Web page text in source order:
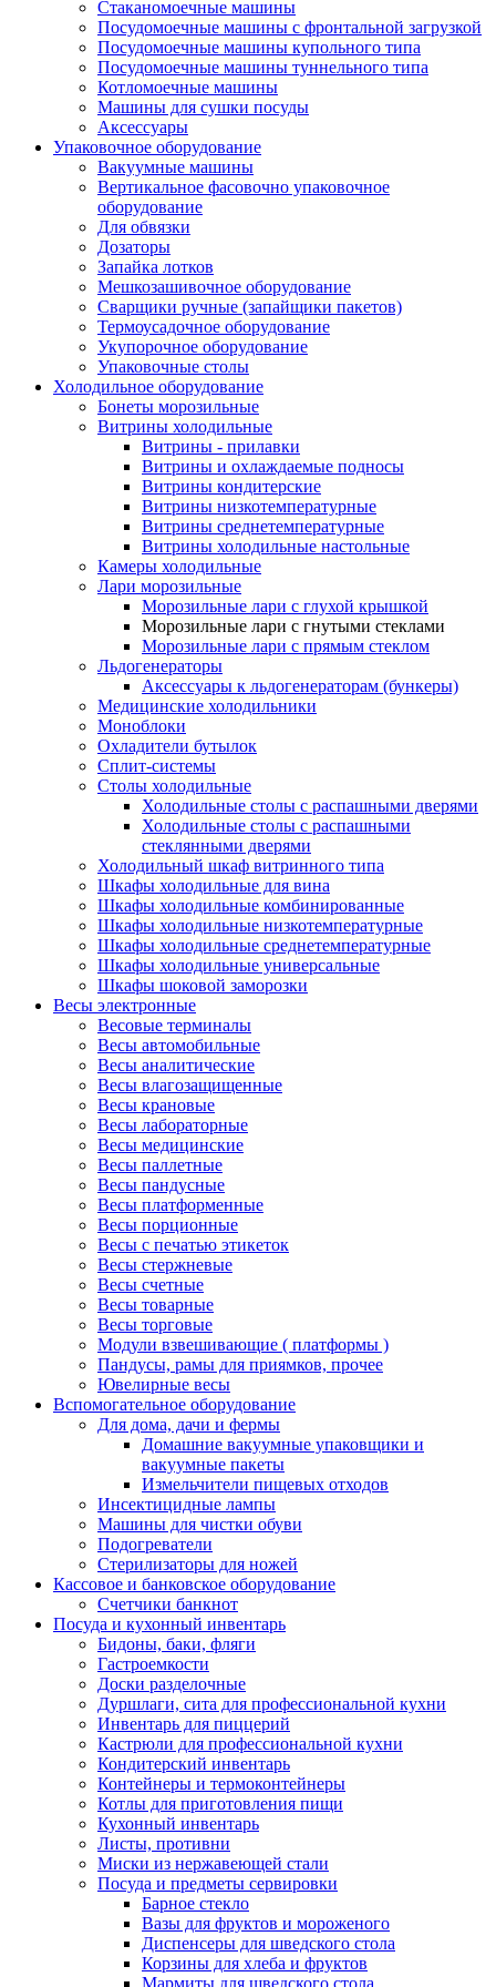
Стаканомоечные машины
Посудомоечные машины с фронтальной загрузкой
Посудомоечные машины купольного типа
Посудомоечные машины туннельного типа
Котломоечные машины
Машины для сушки посуды
Аксессуары
Упаковочное оборудование
Вакуумные машины
Вертикальное фасовочно упаковочное
оборудование
Для обвязки
Дозаторы
Запайка лотков
Мешкозашивочное оборудование
Сварщики ручные (запайщики пакетов)
Термоусадочное оборудование
Укупорочное оборудование
Упаковочные столы
Холодильное оборудование
Бонеты морозильные
Витрины холодильные
Витрины - прилавки
Витрины и охлаждаемые подносы
Витрины кондитерские
Витрины низкотемпературные
Витрины среднетемпературные
Витрины холодильные настольные
Камеры холодильные
Лари морозильные
Морозильные лари с глухой крышкой
Морозильные лари с гнутыми стеклами
Морозильные лари с прямым стеклом
Льдогенераторы
Аксессуары к льдогенераторам (бункеры)
Медицинские холодильники
Моноблоки
Охладители бутылок
Сплит-системы
Столы холодильные
Холодильные столы с распашными дверями
Холодильные столы с распашными
стеклянными дверями
Холодильный шкаф витринного типа
Шкафы холодильные для вина
Шкафы холодильные комбинированные
Шкафы холодильные низкотемпературные
Шкафы холодильные среднетемпературные
Шкафы холодильные универсальные
Шкафы шоковой заморозки
Весы электронные
Весовые терминалы
Весы автомобильные
Весы аналитические
Весы влагозащищенные
Весы крановые
Весы лабораторные
Весы медицинские
Весы паллетные
Весы пандусные
Весы платформенные
Весы порционные
Весы с печатью этикеток
Весы стержневые
Весы счетные
Весы товарные
Весы торговые
Модули взвешивающие ( платформы )
Пандусы, рамы для приямков, прочее
Ювелирные весы
Вспомогательное оборудование
Для дома, дачи и фермы
Домашние вакуумные упаковщики и
вакуумные пакеты
Измельчители пищевых отходов
Инсектицидные лампы
Машины для чистки обуви
Подогреватели
Стерилизаторы для ножей
Кассовое и банковское оборудование
Счетчики банкнот
Посуда и кухонный инвентарь
Бидоны, баки, фляги
Гастроемкости
Доски разделочные
Дуршлаги, сита для профессиональной кухни
Инвентарь для пиццерий
Кастрюли для профессиональной кухни
Кондитерский инвентарь
Контейнеры и термоконтейнеры
Котлы для приготовления пищи
Кухонный инвентарь
Листы, противни
Миски из нержавеющей стали
Посуда и предметы сервировки
Барное стекло
Вазы для фруктов и мороженого
Диспенсеры для шведского стола
Корзины для хлеба и фруктов
Мармиты для шведского стола